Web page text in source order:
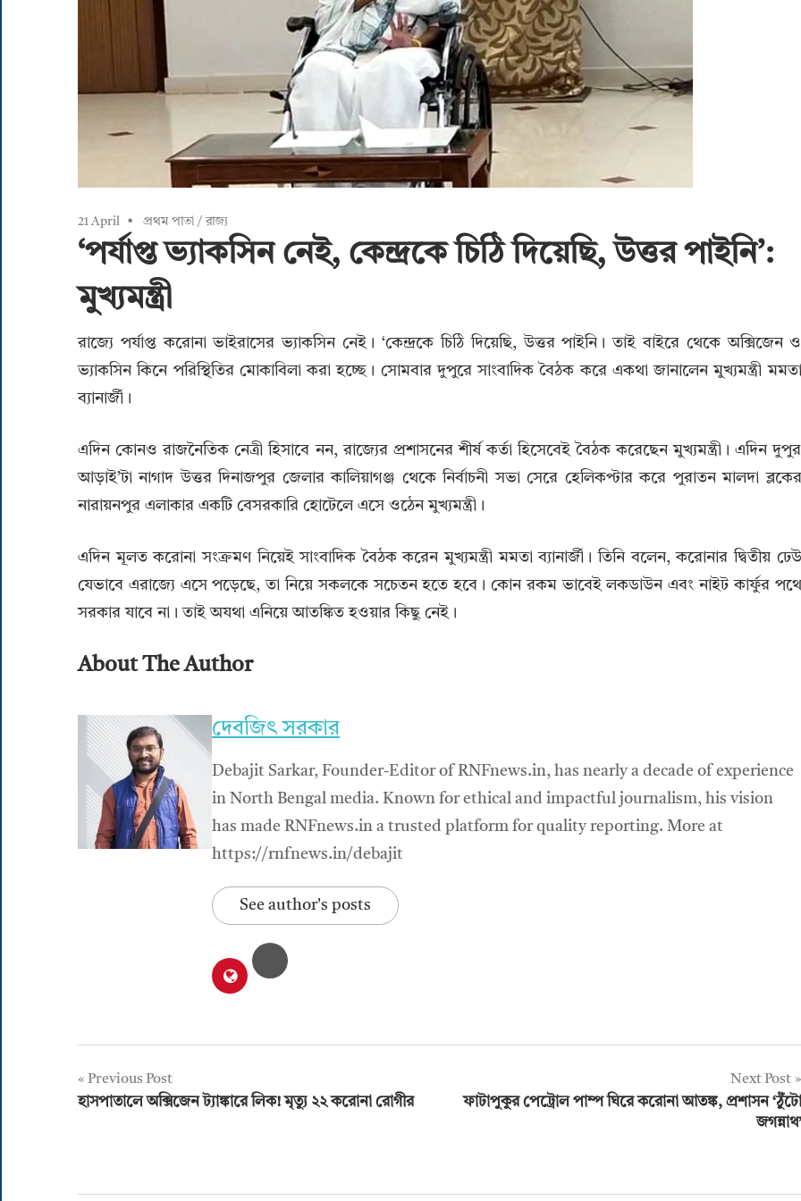
21 April প্রথম পাতা /রাজ্য
‘পর্যাপ্ত ভ্যাকসিন নেই, কেন্দ্রকে চিঠি দিয়েছি, উত্তর পাইনি’:
মুখ্যমন্ত্রী
রাজ্যে পর্যাপ্ত করোনা ভাইরাসের ভ্যাকসিন নেই। ‘কেন্দ্রকে চিঠি দিয়েছি, উত্তর পাইনি। তাই বাইরে থেকে অক্সিজেন ও
ভ্যাকসিন কিনে পরিস্থিতির মোকাবিলা করা হচ্ছে। সোমবার দুপুরে সাংবাদিক বৈঠক করে একথা জানালেন মুখ্যমন্ত্রী মমতা
ব্যানার্জী।
এদিন কোনও রাজনৈতিক নেত্রী হিসাবে নন, রাজ্যের প্রশাসনের শীর্ষ কর্তা হিসেবেই বৈঠক করেছেন মুখ্যমন্ত্রী। এদিন দুপুর
আড়াই’টা নাগাদ উত্তর দিনাজপুর জেলার কালিয়াগঞ্জ থেকে নির্বাচনী সভা সেরে হেলিকপ্টার করে পুরাতন মালদা ব্লকের
নারায়নপুর এলাকার একটি বেসরকারি হোটেলে এসে ওঠেন মুখ্যমন্ত্রী।
এদিন মূলত করোনা সংক্রমণ নিয়েই সাংবাদিক বৈঠক করেন মুখ্যমন্ত্রী মমতা ব্যানার্জী। তিনি বলেন, করোনার দ্বিতীয় ঢেউ
যেভাবে এরাজ্যে এসে পড়েছে, তা নিয়ে সকলকে সচেতন হতে হবে। কোন রকম ভাবেই লকডাউন এবং নাইট কার্ফুর পথে
সরকার যাবে না। তাই অযথা এনিয়ে আতঙ্কিত হওয়ার কিছু নেই।
About The Author
দেবজিৎ সরকার
Debajit Sarkar, Founder-Editor of RNFnews.in, has nearly a decade of experience
in North Bengal media. Known for ethical and impactful journalism, his vision
has made RNFnews.in a trusted platform for quality reporting. More at
https://rnfnews.in/debajit
See author's posts
Post
Previous Post
হাসপাতালে অক্সিজেন ট্যাঙ্কারে লিক! মৃত্যু ২২ করোনা রোগীর
Next Post
ফাটাপুকুর পেট্রোল পাম্প ঘিরে করোনা আতঙ্ক, প্রশাসন ‘ঠুঁটো
জগন্নাথ’